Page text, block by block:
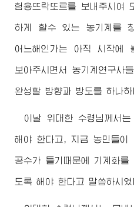
험용뜨락또르를 보내주시여
하게 할수 있는 농기계를
어느해인가는 아직 시작에
보아주시면서 농기계연구사
완성할 방향과 방도를 하나하
이날 위대한 수령님께서는
해야 한다고, 지금 농민들
공수가 들기때문에 기계화
도록 해야 한다고 말씀하시였